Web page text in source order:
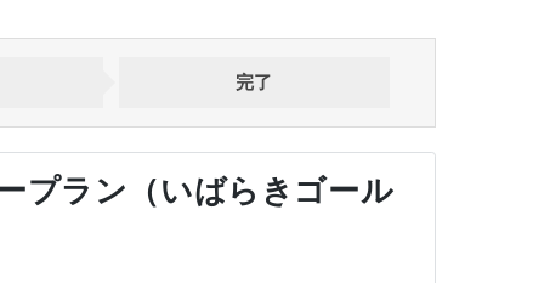
完了
プラン（いばらきゴール